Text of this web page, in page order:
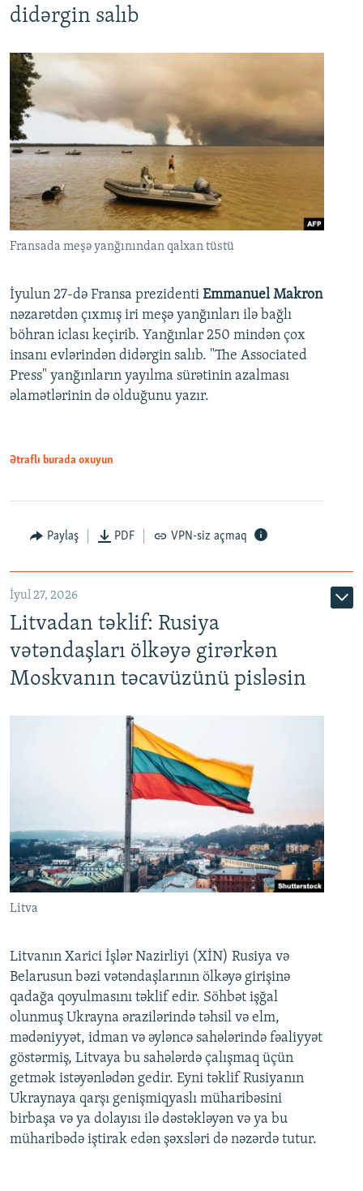
didərgin salıb
Fransada meşə yanğınından qalxan tüstü
İyulun 27-də Fransa prezidenti Emmanuel Makron
nəzarətdən çıxmış iri meşə yanğınları ilə bağlı
böhran iclası keçirib. Yanğınlar 250 mindən çox
insanı evlərindən didərgin salıb. "The Associated
Press" yanğınların yayılma sürətinin azalması
əlamətlərinin də olduğunu yazır.
Ətraflı burada oxuyun
Paylaş PDF VPN-siz açmaq
İyul 27, 2026
Litvadan təklif: Rusiya
vətəndaşları ölkəyə girərkən
Moskvanın təcavüzünü pisləsin
Litva
Litvanın Xarici İşlər Nazirliyi (XİN) Rusiya və
Belarusun bəzi vətəndaşlarının ölkəyə girişinə
qadağa qoyulmasını təklif edir. Söhbət işğal
olunmuş Ukrayna ərazilərində təhsil və elm,
mədəniyyət, idman və əyləncə sahələrində fəaliyyət
göstərmiş, Litvaya bu sahələrdə çalışmaq üçün
getmək istəyənlədən gedir. Eyni təklif Rusiyanın
Ukraynaya qarşı genişmiqyaslı müharibəsini
birbaşa və ya dolayısı ilə dəstəkləyən və ya bu
müharibədə iştirak edən şəxsləri də nəzərdə tutur.